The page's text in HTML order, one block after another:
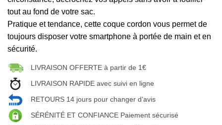
tout au fond de votre sac.
Pratique et tendance, cette coque cordon vous permet de
toujours disposer votre smartphone à portée de main et en
sécurité.
LIVRAISON OFFERTE à partir de 1€
LIVRAISON RAPIDE avec suivi en ligne
RETOURS 14 jours pour changer d’avis
SÉRÉNITÉ ET CONFIANCE Paiement sécurisé